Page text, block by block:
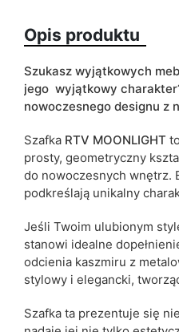
Kolorystyka
Typ szafki
Termin dostawy:
Ze względu na proces
Opis produktu
Szukasz wyjątkowych
jego wyjątkowy
nowoczesnego designu z
Szafka RTV MOONLIGHT
prosty, geometryczny
do nowoczesnych wnętrz.
podkreślają unikalny
Jeśli Twoim ulubionym
stanowi idealne
odcienia kaszmiru z
stylowy i elegancki,
Szafka ta prezentuje się